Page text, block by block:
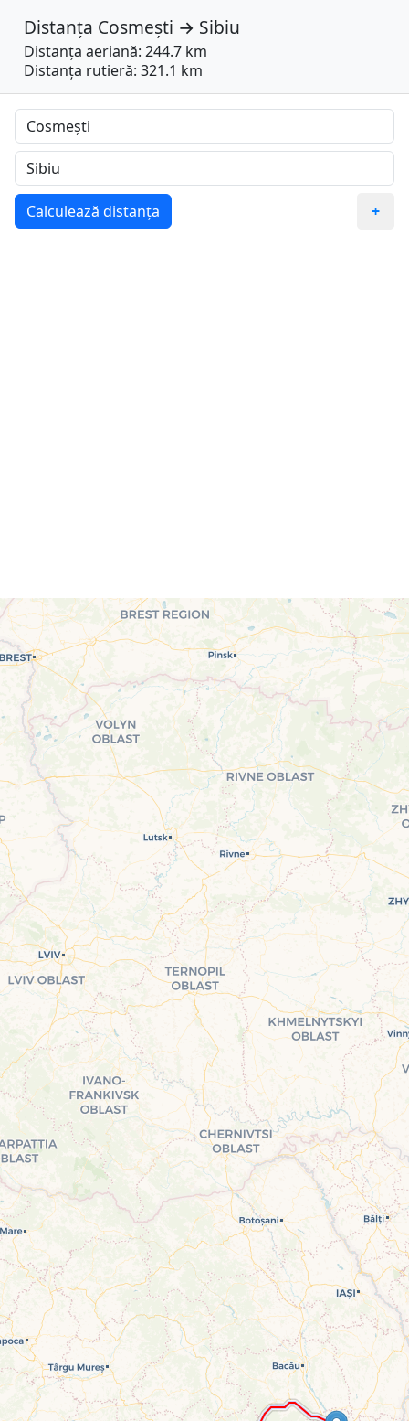
Distanța Cosmești → Sibiu
Distanța aeriană: 244.7 km
Distanța rutieră: 321.1 km
Calculează distanța +